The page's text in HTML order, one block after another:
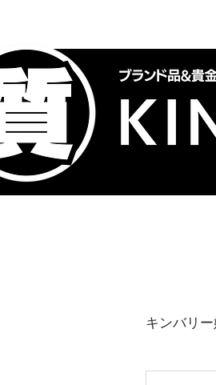
キンバリ